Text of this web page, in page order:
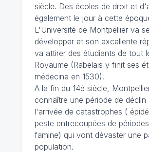
siècle. Des écoles de droit et
également le jour à cette
L'Université de Montpellier va se
développer et son excellente
va attirer des étudiants de tout
Royaume (Rabelais y finit ses
médecine en 1530).
A la fin du 14è siècle,
connaître une période de déclin
l'arrivée de catastrophes (
peste entrecoupées de
famine) qui vont dévaster une
population.